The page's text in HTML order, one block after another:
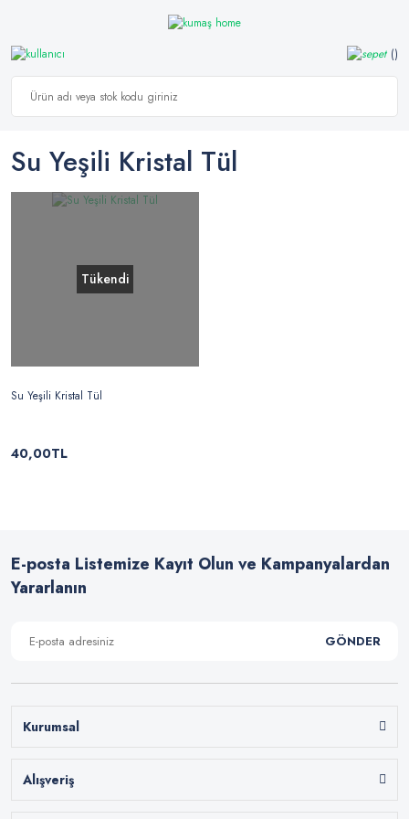
Su Yeşili Kristal Tül
Tükendi
Su Yeşili Kristal Tül
40,00TL
E-posta Listemize Kayıt Olun ve Kampanyalardan
Yararlanın
GÖNDER
Kurumsal
Alışveriş